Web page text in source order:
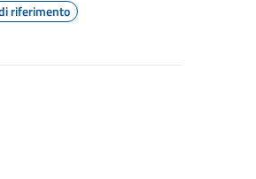
riferimento